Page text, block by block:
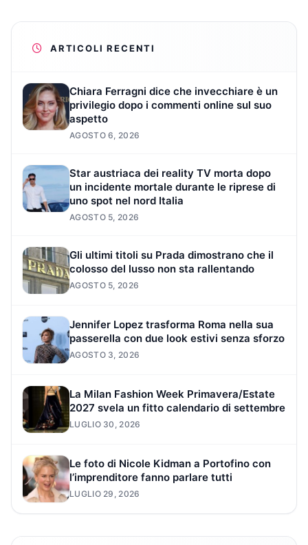
ARTICOLI RECENTI
Chiara Ferragni dice che invecchiare è un
privilegio dopo i commenti online sul suo
aspetto
AGOSTO 6, 2026
Star austriaca dei reality TV morta dopo
un incidente mortale durante le riprese di
uno spot nel nord Italia
AGOSTO 5, 2026
Gli ultimi titoli su Prada dimostrano che il
colosso del lusso non sta rallentando
AGOSTO 5, 2026
Jennifer Lopez trasforma Roma nella sua
passerella con due look estivi senza sforzo
AGOSTO 3, 2026
La Milan Fashion Week Primavera/Estate
2027 svela un fitto calendario di settembre
LUGLIO 30, 2026
Le foto di Nicole Kidman a Portofino con
l’imprenditore fanno parlare tutti
LUGLIO 29, 2026